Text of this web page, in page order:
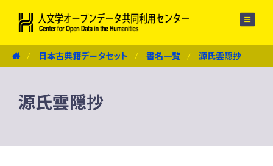
日本古典籍データセット 書名一覧 源氏雲隠抄
源氏雲隠抄